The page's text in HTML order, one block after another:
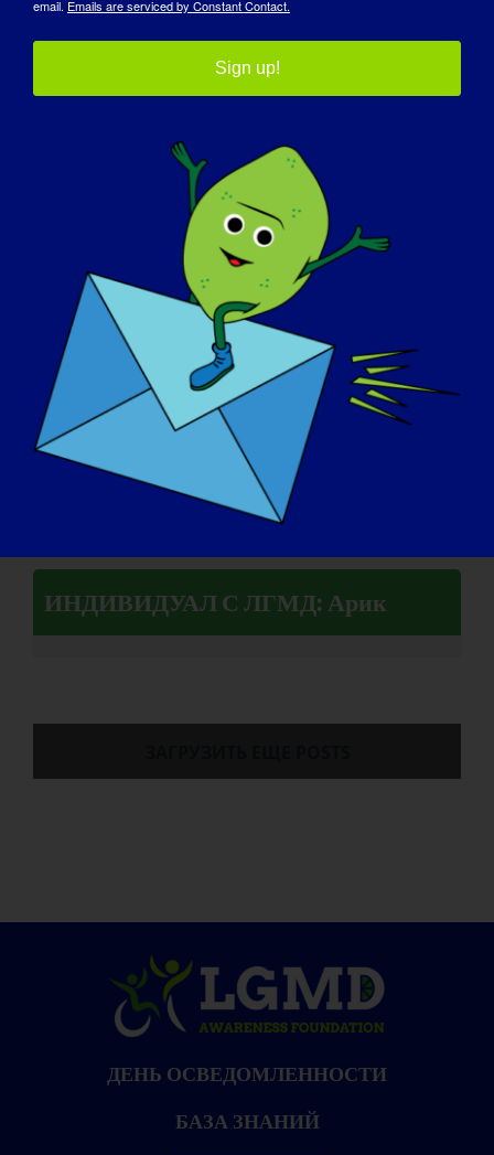
ИНДИВИДУАЛ С ЛГМД: Ибрагим
ИНДИВИДУАЛ С ЛГМД: Таша
Человек с LGMD: Родриго
ИНДИВИДУАЛ С ЛГМД: Арик
ДЕНЬ ОСВЕДОМЛЕННОСТИ
БАЗА ЗНАНИЙ
email. Emails are serviced by Constant Contact.
Sign up!